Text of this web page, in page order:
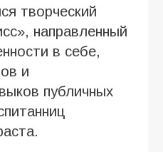
творческий
направленный
в себе,
и
публичных